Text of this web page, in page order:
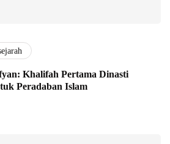
Khalifah Pertama Dinasti
Peradaban Islam